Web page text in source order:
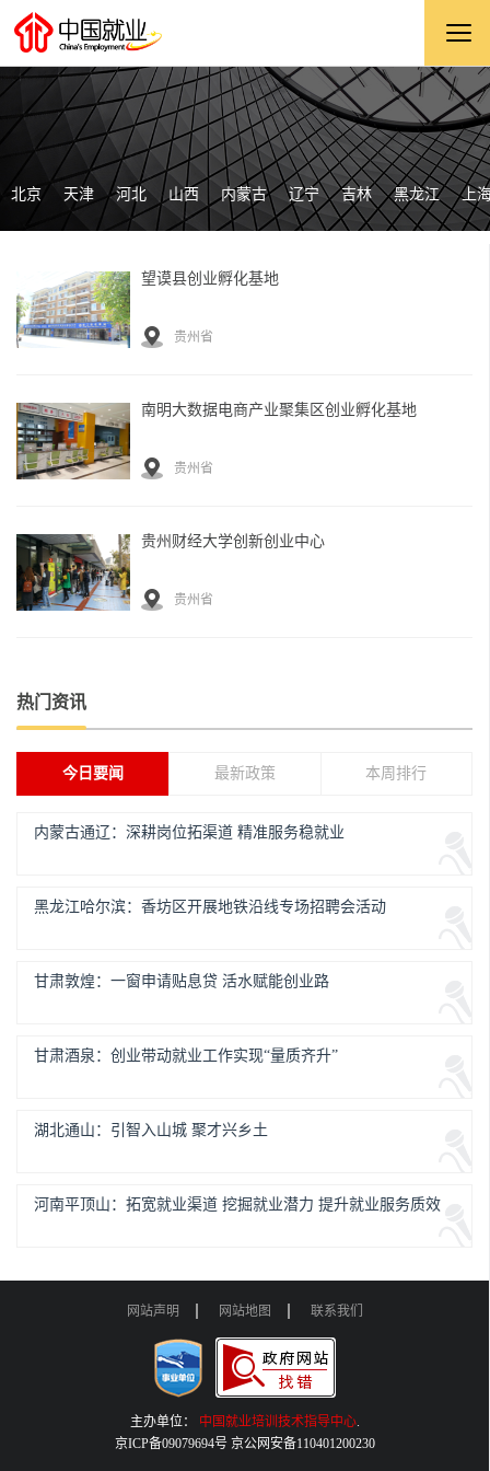
北京 天津 河北 山西 内蒙古 辽宁 吉林 黑龙江 上
望谟县创业孵化基地
贵州省
南明大数据电商产业聚集区创业孵化基地
贵州省
贵州财经大学创新创业中心
贵州省
热门资讯
今日要闻 最新政策 本周排行
内蒙古通辽：深耕岗位拓渠道 精准服务稳就业
黑龙江哈尔滨：香坊区开展地铁沿线专场招聘会活动
甘肃敦煌：一窗申请贴息贷 活水赋能创业路
甘肃酒泉：创业带动就业工作实现“量质齐升”
湖北通山：引智入山城 聚才兴乡土
河南平顶山：拓宽就业渠道 挖掘就业潜力 提升就业服务质效
网站声明 网站地图 联系我们
主办单位： 中国就业培训技术指导中心.
京ICP备09079694号 京公网安备110401200230